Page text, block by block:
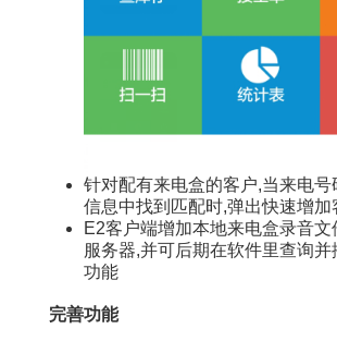
针对配有来电盒的客户,当来电号
信息中找到匹配时,弹出快速增加
E2客户端增加本地来电盒录音文
服务器,并可后期在软件里查询
功能
完善功能